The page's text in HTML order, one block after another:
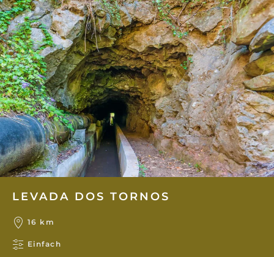
LEVADA DOS TORNOS
16 km
Einfach